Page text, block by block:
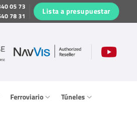
05 73
78 31
Lista a presupuestar
Ferroviario Túneles